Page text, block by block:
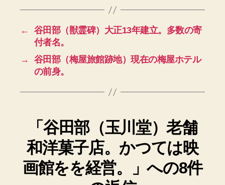
←
谷田部（獣霊碑）大正13年建立。多数の寄
付者名。
→
谷田部（梅屋旅館跡地）現在の梅屋ホテル
の前身。
「谷田部（玉川堂）老舗
和洋菓子店。かつては映
画館をを経営。」への8件